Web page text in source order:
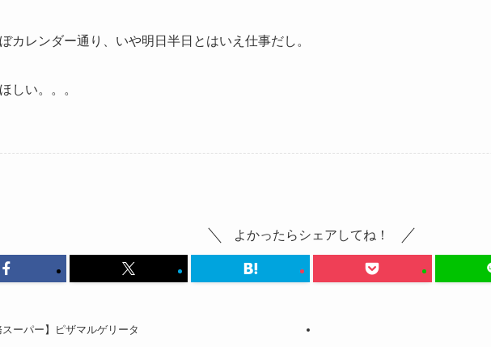
カレンダー通り、いや明日半日とはいえ仕事だし。
しい。。。
よかったらシェアしてね！
スーパー】ピザマルゲリータ